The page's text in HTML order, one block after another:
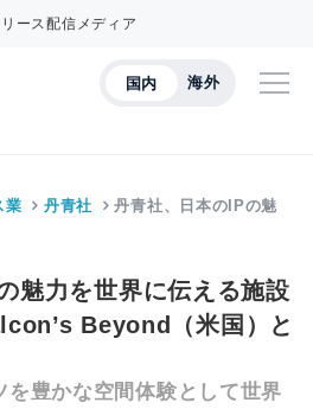
ース配信メディア
国内 海外
業 丹青社 丹青社、日本のIPの魅
魅力を世界に伝える施設
Beyond（米国）と
を豊かな空間体験として世界